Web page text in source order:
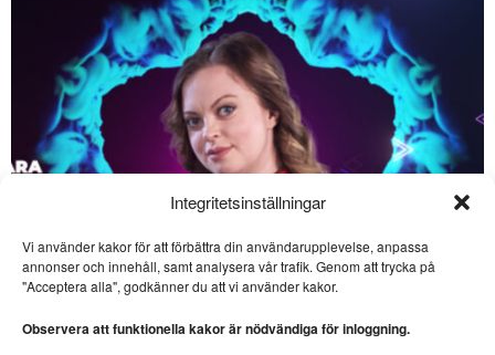
Integritetsinställningar
Vi använder kakor för att förbättra din användarupplevelse, anpassa
annonser och innehåll, samt analysera vår trafik. Genom att trycka på
"Acceptera alla", godkänner du att vi använder kakor.
Observera att funktionella kakor är nödvändiga för inloggning.
SE ÄVEN
mästerligt om rysk
historia